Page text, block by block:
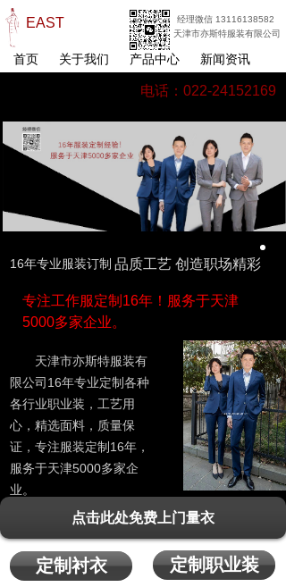
EAST
经理微信 13116138582
天津市亦斯特服装有限公司
首页 关于我们 产品中心 新闻资讯
电话：022-24152169
品质工艺 创造职场精彩
16年专业服装订制
专注工作服定制16年！服务于天津
5000多家企业。
天津市亦斯特服装有
限公司16年专业定制各种
各行业职业装，工艺用
心，精选面料，质量保
证，专注服装定制16年，
服务于天津5000多家企
业。
点击此处免费上门量衣
定制职业装
定制衬衣